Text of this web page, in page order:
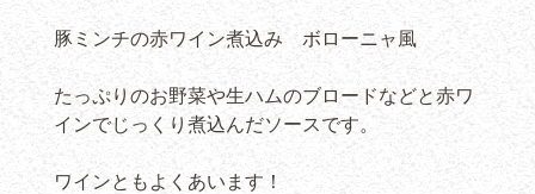
豚ミンチの赤ワイン煮込み ボローニャ風
たっぷりのお野菜や生ハムのブロードなどと赤ワ
インでじっくり煮込んだソースです。
ワインともよくあいます！